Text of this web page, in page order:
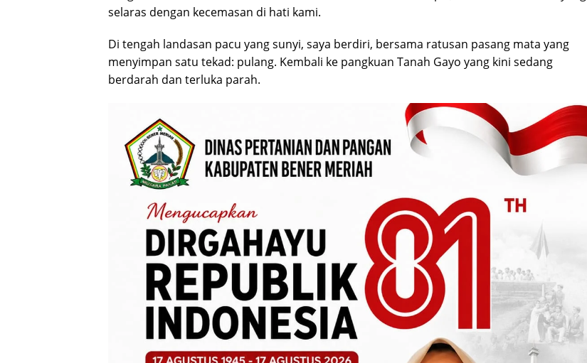
selaras dengan kecemasan di hati kami.
Di tengah landasan pacu yang sunyi, saya berdiri, bersama ratusan pasang mata yang
menyimpan satu tekad: pulang. Kembali ke pangkuan Tanah Gayo yang kini sedang
berdarah dan terluka parah.